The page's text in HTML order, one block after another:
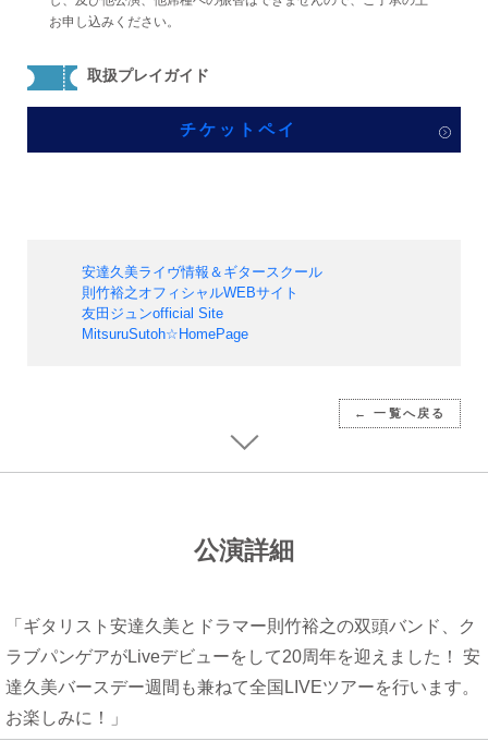
お申し込みください。
取扱プレイガイド
チケットペイ
安達久美ライヴ情報＆ギタースクール
則竹裕之オフィシャルWEBサイト
友田ジュンofficial Site
MitsuruSutoh☆HomePage
← 一覧へ戻る
公演詳細
「ギタリスト安達久美とドラマー則竹裕之の双頭バンド、ク
ラブパンゲアがLiveデビューをして20周年を迎えました！ 安
達久美バースデー週間も兼ねて全国LIVEツアーを行います。
お楽しみに！」